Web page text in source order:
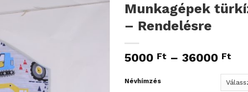
Munkagépek
– Rendelésre
5000 Ft – 36000 Ft
Névhímzés